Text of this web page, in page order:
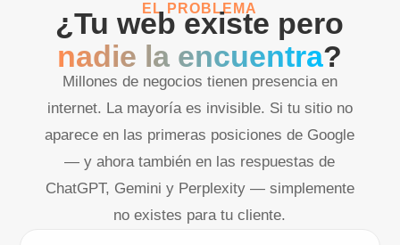
EL PROBLEMA
¿Tu web existe pero
nadie la encuentra?
Millones de negocios tienen presencia en
internet. La mayoría es invisible. Si tu sitio no
aparece en las primeras posiciones de Google
— y ahora también en las respuestas de
ChatGPT, Gemini y Perplexity — simplemente
no existes para tu cliente.